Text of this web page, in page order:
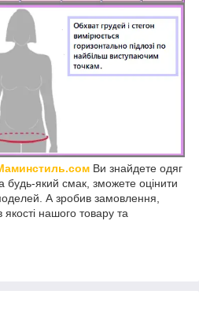
Ви знайдете одяг
будь-який смак, зможете оцінити
моделей. А зробив замовлення,
нашого товару та